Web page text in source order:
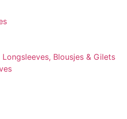
Longsleeves, Blousjes & Gilets